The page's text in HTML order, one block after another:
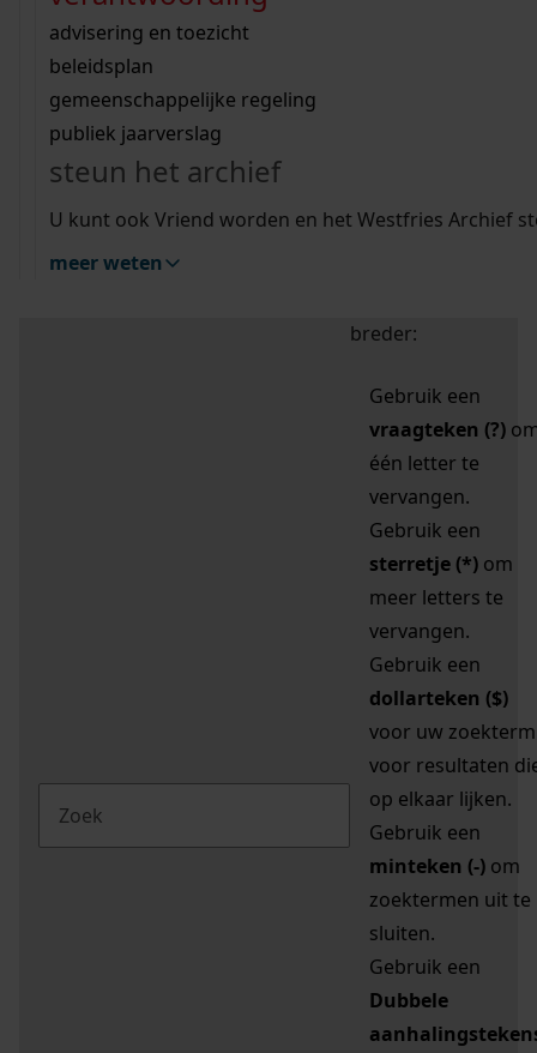
bouwvergunningen
omgevingsvergunningen
vergunningen
beeld en geluid
uitleg nodig?
Wij helpen u op weg met een aantal zoektips.
bekijk alle zoektips
Wij helpen u op weg met een aantal zoektips.
bekijk alle zoektips
bekijk ons geschiedenislokaal
advisering en toezicht
beleidsplan
gemeenschappelijke regeling
publiek jaarverslag
steun het archief
U kunt ook Vriend worden en het Westfries Archief
meer weten
zoektips
Mijn Studiezaal (inloggen)
uw zoekopdracht te
breder:
Gebruik een
vraagteken (?)
één letter te
vervangen.
Gebruik een
sterretje (*) om
meer letters te
vervangen.
Gebruik een
dollarteken ($)
voor uw zoekterm
voor resultaten
op elkaar lijken.
Gebruik een
minteken (-) om
zoektermen uit te
sluiten.
Gebruik een
Dubbele